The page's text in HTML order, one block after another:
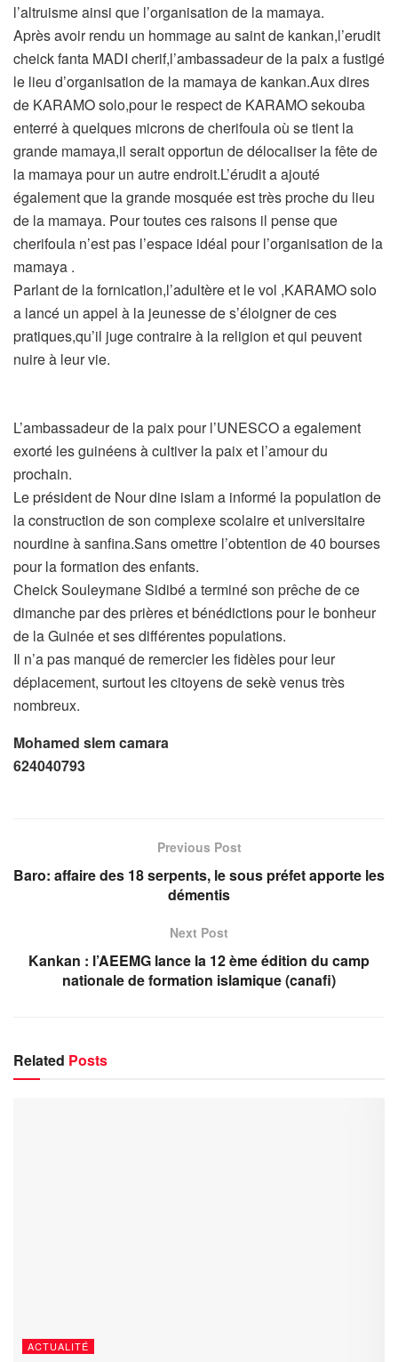
l’altruisme ainsi que l’organisation de la mamaya.
Après avoir rendu un hommage au saint de kankan,l’erudit
cheick fanta MADI cherif,l’ambassadeur de la paix a fustigé
le lieu d’organisation de la mamaya de kankan.Aux dires
de KARAMO solo,pour le respect de KARAMO sekouba
enterré à quelques microns de cherifoula où se tient la
grande mamaya,il serait opportun de délocaliser la fête de
la mamaya pour un autre endroit.L’érudit a ajouté
également que la grande mosquée est très proche du lieu
de la mamaya. Pour toutes ces raisons il pense que
cherifoula n’est pas l’espace idéal pour l’organisation de la
mamaya .
Parlant de la fornication,l’adultère et le vol ,KARAMO solo
a lancé un appel à la jeunesse de s’éloigner de ces
pratiques,qu’il juge contraire à la religion et qui peuvent
nuire à leur vie.
L’ambassadeur de la paix pour l’UNESCO a egalement
exorté les guinéens à cultiver la paix et l’amour du
prochain.
Le président de Nour dine islam a informé la population de
la construction de son complexe scolaire et universitaire
nourdine à sanfina.Sans omettre l’obtention de 40 bourses
pour la formation des enfants.
Cheick Souleymane Sidibé a terminé son prêche de ce
dimanche par des prières et bénédictions pour le bonheur
de la Guinée et ses différentes populations.
Il n’a pas manqué de remercier les fidèles pour leur
déplacement, surtout les citoyens de sekè venus très
nombreux.
Mohamed slem camara
624040793
Previous Post
Baro: affaire des 18 serpents, le sous préfet apporte les
démentis
Next Post
Kankan : l’AEEMG lance la 12 ème édition du camp
nationale de formation islamique (canafi)
Related Posts
ACTUALITÉ